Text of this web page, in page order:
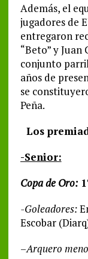
Además, el
jugadores de
entregaron
“Beto” y
conjunto
años de
se
Peña.
Los
-Senior:
Copa de Oro:
-Goleadores:
Escobar
–Arquero